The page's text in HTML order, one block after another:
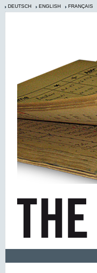
DEUTSCH ENGLISH FRANÇAIS